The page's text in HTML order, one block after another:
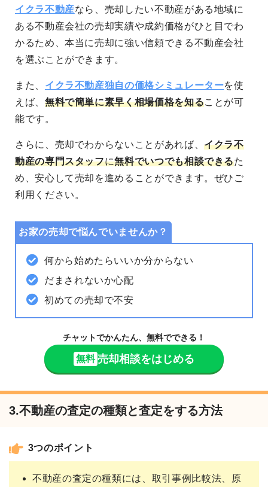
イクラ不動産なら、売却したい不動産がある地域に
ある不動産会社の売却実績や成約価格がひと目でわ
かるため、本当に売却に強い信頼できる不動産会社
を選ぶことができます。
また、 イクラ不動産独自の価格シミュレーターを使
えば、 無料で簡単に素早く相場価格を知ることが可
能です。
さらに、売却でわからないことがあれば、イクラ不
動産の専門スタッフに無料でいつでも相談できるた
め、安心して売却を進めることができます。 ぜひご
利用ください。
お家の売却で悩んでいませんか？
何から始めたらいいか分からない
だまされないか心配
初めての売却で不安
チャットでかんたん、無料でできる！
無料 売却相談をはじめる
3.不動産の査定の種類と査定をする方法
3つのポイント
不動産の査定の種類には、取引事例比較法、原